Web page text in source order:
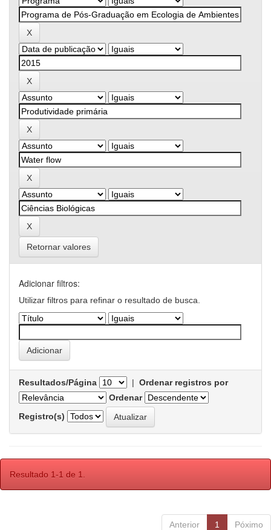
Retornar valores
Adicionar filtros:
Utilizar filtros para refinar o resultado de busca.
Resultados/Página | Ordenar registros por
Ordenar
Registro(s)
Resultado 1-1 de 1.
Anterior 1 Póximo